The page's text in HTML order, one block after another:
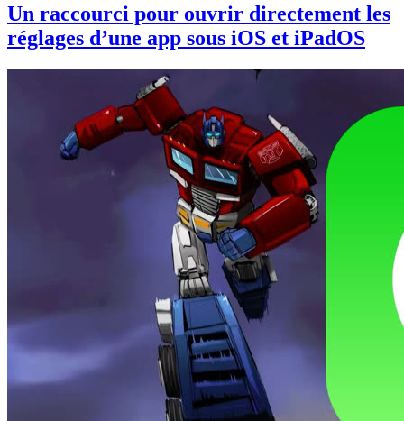
Un raccourci pour ouvrir directement les
réglages d’une app sous iOS et iPadOS